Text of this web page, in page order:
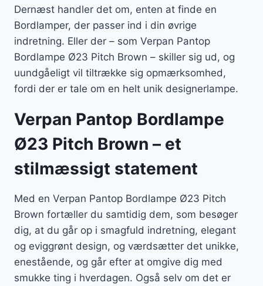
Dernæst handler det om, enten at finde en
Bordlamper, der passer ind i din øvrige
indretning. Eller der – som Verpan Pantop
Bordlampe Ø23 Pitch Brown – skiller sig ud, og
uundgåeligt vil tiltrække sig opmærksomhed,
fordi der er tale om en helt unik designerlampe.
Verpan Pantop Bordlampe
Ø23 Pitch Brown – et
stilmæssigt statement
Med en Verpan Pantop Bordlampe Ø23 Pitch
Brown fortæller du samtidig dem, som besøger
dig, at du går op i smagfuld indretning, elegant
og eviggrønt design, og værdsætter det unikke,
enestående, og går efter at omgive dig med
smukke ting i hverdagen. Også selv om det er